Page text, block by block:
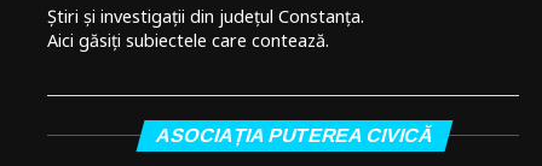
Știri și investigații din județul Constanța.
Aici găsiți subiectele care contează.
ASOCIAȚIA PUTEREA CIVICĂ